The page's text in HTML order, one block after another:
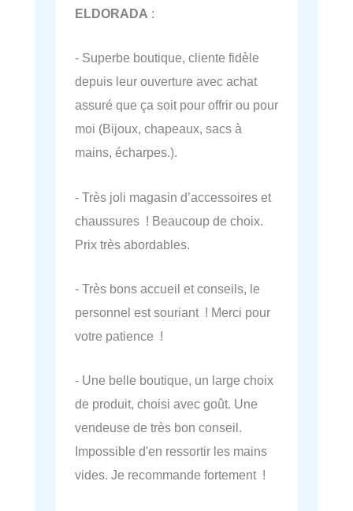
ELDORADA :
- Superbe boutique, cliente fidèle
depuis leur ouverture avec achat
assuré que ça soit pour offrir ou pour
moi (Bijoux, chapeaux, sacs à
mains, écharpes.).
- Très joli magasin d’accessoires et
chaussures ! Beaucoup de choix.
Prix très abordables.
- Très bons accueil et conseils, le
personnel est souriant ! Merci pour
votre patience !
- Une belle boutique, un large choix
de produit, choisi avec goût. Une
vendeuse de très bon conseil.
Impossible d'en ressortir les mains
vides. Je recommande fortement !